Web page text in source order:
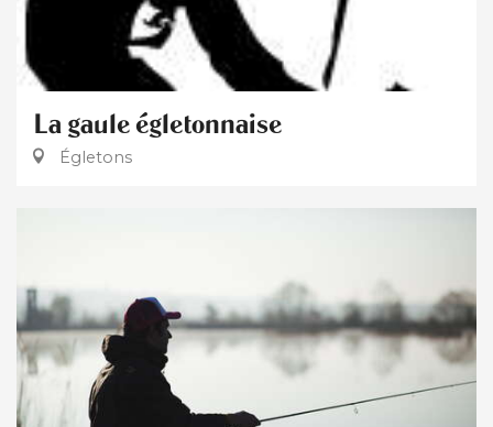
La gaule égletonnaise
Égletons